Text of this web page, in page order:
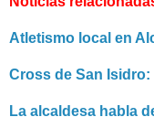
Atletismo local en
Cross de San
La alcaldesa habla